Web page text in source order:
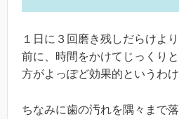
１日に３回磨き残しだらけよ
前に、時間をかけてじっくり
方がよっぽど効果的というわけ
ちなみに歯の汚れを隅々まで